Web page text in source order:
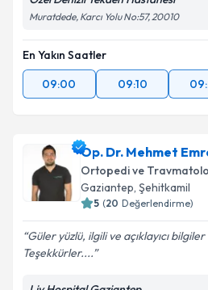
Özel Denizli Tekden Hastanesi
Muratdede, Karcı Yolu No:57, 20010
En Yakın Saatler
09:00
09:10
Op. Dr. Mehmet
Ortopedi ve
Gaziantep,Şehitkamil
( Değerlendirme)
Güler yüzlü, ilgili ve açıklayıcı
Teşekkürler....